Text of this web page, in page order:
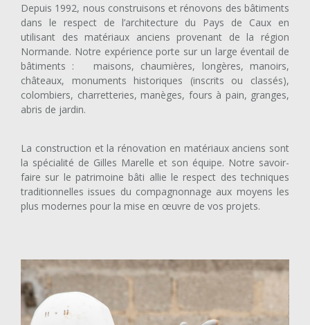
Depuis 1992, nous construisons et rénovons des bâtiments
dans le respect de l’architecture du Pays de Caux en
utilisant des matériaux anciens provenant de la région
Normande. Notre expérience porte sur un large éventail de
bâtiments : maisons, chaumières, longères, manoirs,
châteaux, monuments historiques (inscrits ou classés),
colombiers, charretteries, manèges, fours à pain, granges,
abris de jardin.
La construction et la rénovation en matériaux anciens sont
la spécialité de Gilles Marelle et son équipe. Notre savoir-
faire sur le patrimoine bâti allie le respect des techniques
traditionnelles issues du compagnonnage aux moyens les
plus modernes pour la mise en œuvre de vos projets.